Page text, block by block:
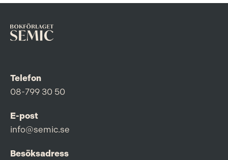
Telefon
08-799 30 50
E-post
info@semic.se
Besöksadress